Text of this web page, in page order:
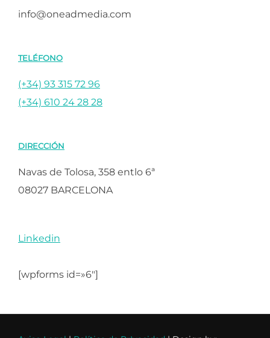
info@oneadmedia.com
TELÉFONO
(+34) 93 315 72 96
(+34) 610 24 28 28
DIRECCIÓN
Navas de Tolosa, 358 entlo 6ª
08027 BARCELONA
Linkedin
[wpforms id=»6″]